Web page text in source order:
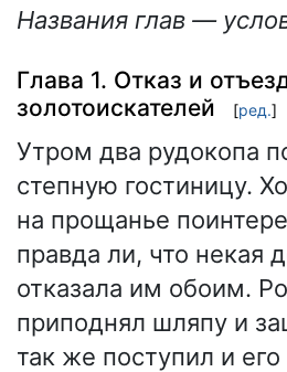
Названия глав —
Глава 1. Отказ и
золотоискателей
[ред.]
Утром два рудокопа
степную гостиницу.
на прощанье
правда ли, что некая
отказала им обоим.
приподнял шляпу и
так же поступил и